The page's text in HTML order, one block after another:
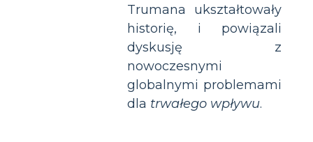
Trumana ukształtowały
historię, i powiązali
dyskusję z
nowoczesnymi
globalnymi problemami
dla trwałego wpływu.